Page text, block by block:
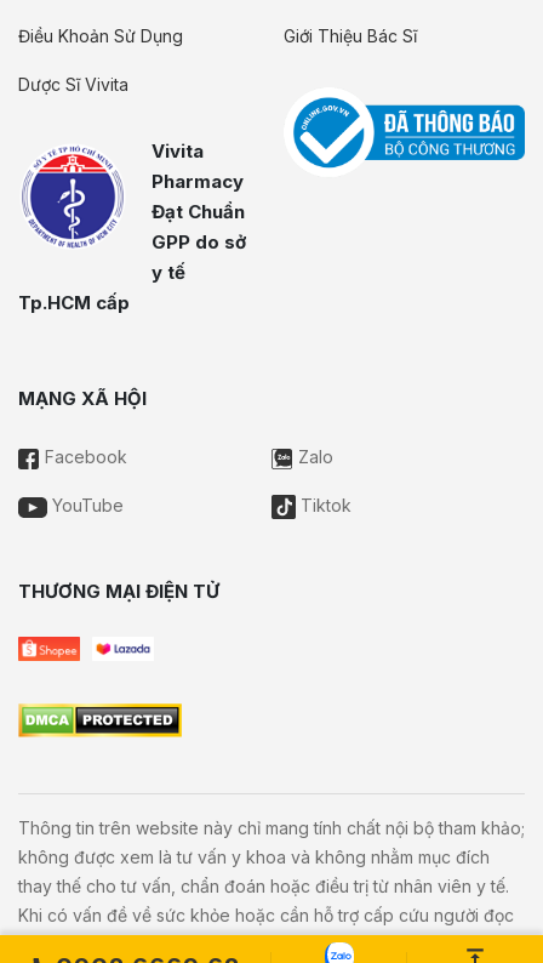
Điều Khoản Sử Dụng
Dược Sĩ Vivita
Vivita
Pharmacy
Đạt Chuẩn
GPP do sở
y tế
Tp.HCM cấp
Giới Thiệu Bác Sĩ
MẠNG XÃ HỘI
Facebook Zalo
YouTube Tiktok
THƯƠNG MẠI ĐIỆN TỬ
Thông tin trên website này chỉ mang tính chất nội bộ tham khảo;
không được xem là tư vấn y khoa và không nhằm mục đích
thay thế cho tư vấn, chẩn đoán hoặc điều trị từ nhân viên y tế.
Khi có vấn đề về sức khỏe hoặc cần hỗ trợ cấp cứu người đọc
cần liên hệ bác sĩ và cơ sở y tế gần nhất.